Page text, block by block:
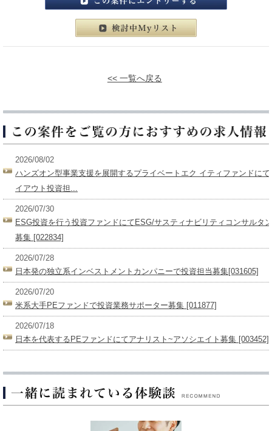
この案件にエントリーする
検討中マイリスト
<< 一覧へ戻る
2026/08/02
ハンズオン型事業支援を展開するプライベートエク イティファンドにて
イアウト投資担...
2026/07/30
ESG投資を行う投資ファンドにてESG/サスティナビリティコンサルタ
募集 [022834]
2026/07/28
日本発の独立系インベストメントカンパニーで投資担当募集[031605]
2026/07/20
米系大手PEファンドで投資業務サポーター募集 [011877]
2026/07/18
日本を代表するPEファンドにてアナリスト~アソシエイト募集 [003452]